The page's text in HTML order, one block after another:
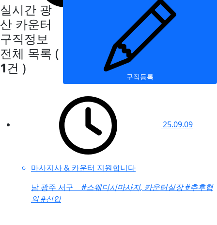
실시간 광
산 카운터
구직정보
전체 목록 (
1건 )
구직등록
25.09.09
마사지사 & 카운터 지원합니다
남 광주 서구 #스웨디시마사지, 카운터실장#추후협
의#신입